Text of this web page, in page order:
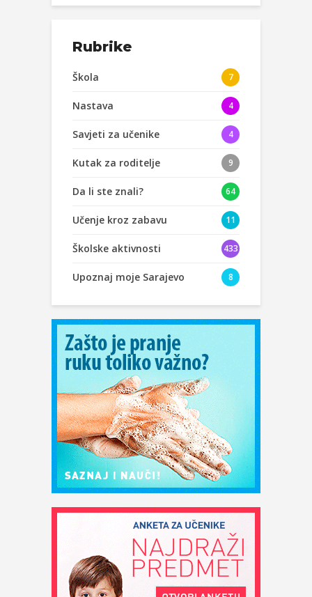
Rubrike
Škola 7
Nastava 4
Savjeti za učenike 4
Kutak za roditelje 9
Da li ste znali? 64
Učenje kroz zabavu 11
Školske aktivnosti 433
Upoznaj moje Sarajevo 8